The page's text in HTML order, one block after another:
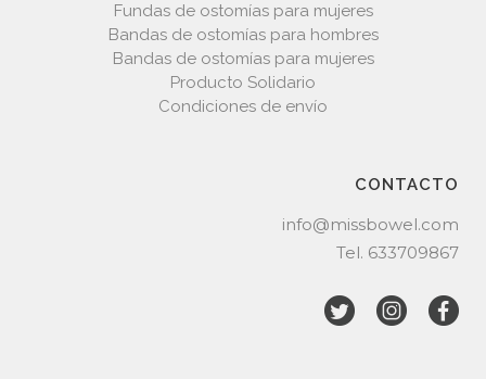
Fundas de ostomías para mujeres
Bandas de ostomías para hombres
Bandas de ostomías para mujeres
Producto Solidario
Condiciones de envío
CONTACTO
info@missbowel.com
Tel. 633709867